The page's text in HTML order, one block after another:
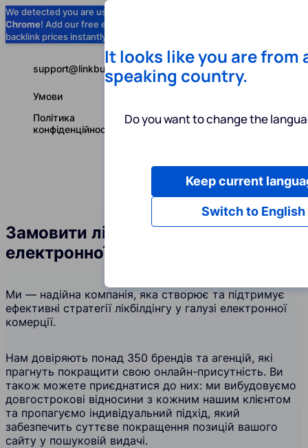
We detected you are using
Chrome! Add our free extension to check
backlink prices instantly as you browse.
Послуги
Українська
support@linkbuilder.com
Умови
Політика
конфіденційності
Замовити лінкбілдинг у галузі
електронної комерції
Ми — надійна компанія, яка створює та підтримує
ефективні стратегії лікбілдінгу у галузі електронної
комерції.
Нам довіряють понад 350 брендів та агенцій, які
прагнуть покращити свою онлайн-присутність. Ви
також можете приєднатися до них: ми вибудовуємо
довгострокові відносини з кожним нашим клієнтом
та пропагуємо індивідуальний підхід, який
забезпечить суттєве покращення позицій вашого
сайту у пошуковій видачі.
It looks like you are from
speaking country.
Do you want to change the
Switch to English
Keep current